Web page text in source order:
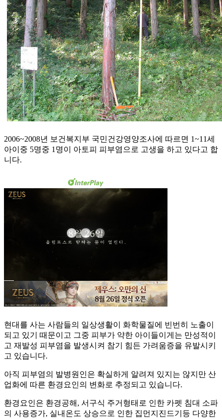
2006~2008년 보건복지부 국민건강영양조사에 따르면 1~11세
아이중 5명중 1명이 아토피 피부염으로 고생을 하고 있다고 합
니다.
현대를 사는 사람들의 일상생활이 화학물질에 빈번히 노출이
되고 있기 때문이고 그중 피부가 약한 아이들이게는 만성적이
고 재발성 피부염을 발생시켜 참기 힘든 가려움증을 유발시키
고 있습니다.
아직 피부염의 발병원인은 확실하게 알려져 있지는 않지만 산
업화에 따른 환경요인의 변화로 추정되고 있습니다.
환경요인은 환경공해, 서구식 주거형태로 인한 카펫 침대 소파
의 사용증가, 실내온도 상승으로 인한 집먼지진드기등 다양한